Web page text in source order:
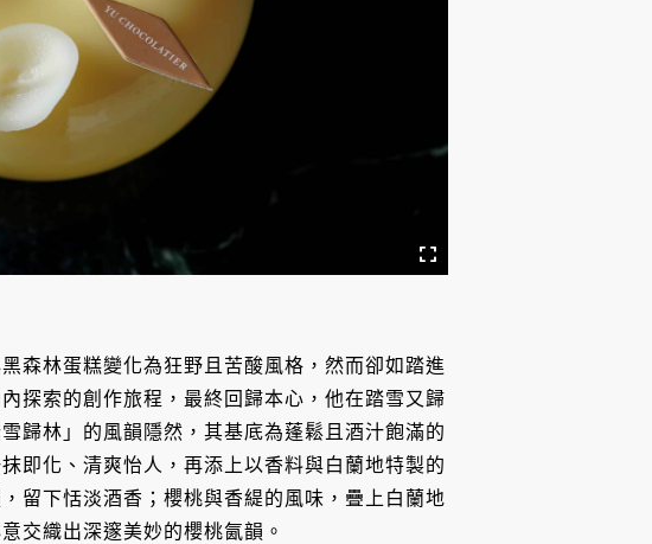
森林蛋糕變化為狂野且苦酸風格，然而卻如踏進
探索的創作旅程，最終回歸本心，他在踏雪又歸
歸林」的風韻隱然，其基底為蓬鬆且酒汁飽滿的
即化、清爽怡人，再添上以香料與白蘭地特製的
留下恬淡酒香；櫻桃與香緹的風味，疊上白蘭地
交織出深邃美妙的櫻桃氤韻。